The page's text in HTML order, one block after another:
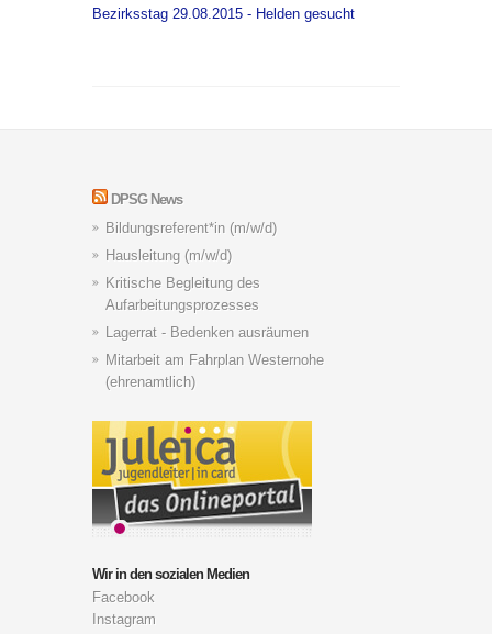
Bezirksstag 29.08.2015 - Helden gesucht
DPSG News
Bildungsreferent*in (m/w/d)
Hausleitung (m/w/d)
Kritische Begleitung des
Aufarbeitungsprozesses
Lagerrat - Bedenken ausräumen
Mitarbeit am Fahrplan Westernohe
(ehrenamtlich)
Wir in den sozialen Medien
Facebook
Instagram